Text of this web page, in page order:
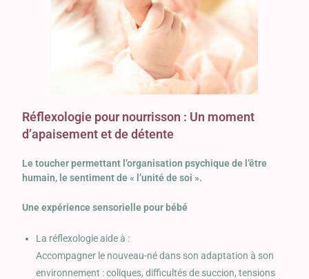
Réflexologie pour nourrisson : Un moment
d’apaisement et de détente
Le toucher permettant l’organisation psychique de l’être
humain, le sentiment de « l’unité de soi ».
Une expérience sensorielle pour bébé
La réflexologie aide à :
Accompagner le nouveau-né dans son adaptation à son
environnement : coliques, difficultés de succion, tensions